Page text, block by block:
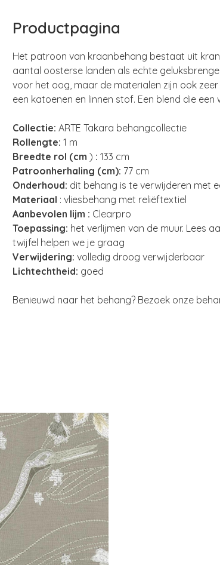
Productpagina
Het patroon van kraanbehang bestaat uit
aantal oosterse landen als echte
voor het oog, maar de materialen zijn ook
een katoenen en linnen stof. Een blend die
Collectie: ARTE Takara behangcollectie
Rollengte: 1 m
Breedte rol (cm ) : 133 cm
Patroonherhaling (cm): 77 cm
Onderhoud: dit behang is te verwijderen met
Materiaal : vliesbehang met reliëftextiel
Aanbevolen lijm : Clearpro
Toepassing: het verlijmen van de muur. Lees
twijfel helpen we je graag
Verwijdering: volledig droog verwijderbaar
Lichtechtheid: goed
Benieuwd naar het behang? Bezoek onze